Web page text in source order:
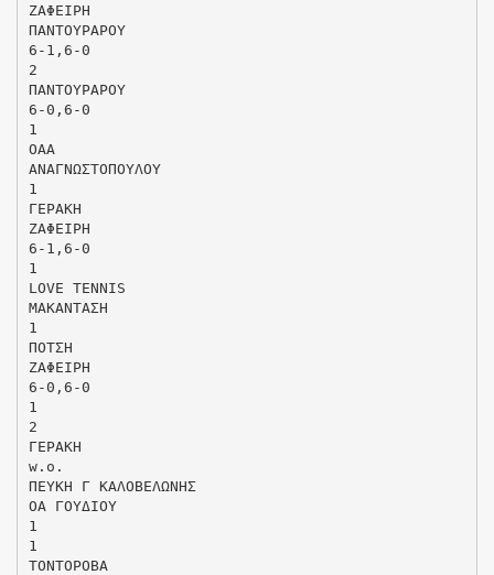
ΖΑΦΕΙΡΗ
ΠΑΝΤΟΥΡΑΡΟΥ
6-1,6-0
2
ΠΑΝΤΟΥΡΑΡΟΥ
6-0,6-0
1
ΟΑΑ
ΑΝΑΓΝΩΣΤΟΠΟΥΛΟΥ
1
ΓΕΡΑΚΗ
ΖΑΦΕΙΡΗ
6-1,6-0
1
LOVE TENNIS
ΜΑΚΑΝΤΑΣΗ
1
ΠΟΤΣΗ
ΖΑΦΕΙΡΗ
6-0,6-0
1
2
ΓΕΡΑΚΗ
w.o.
ΠΕΥΚΗ Γ ΚΑΛΟΒΕΛΩΝΗΣ
ΟΑ ΓΟΥΔΙΟΥ
1
1
ΤΟΝΤΟΡΟΒΑ